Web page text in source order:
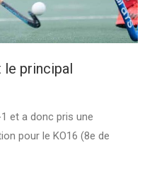
le principal
et a donc pris une
pour le KO16 (8e de